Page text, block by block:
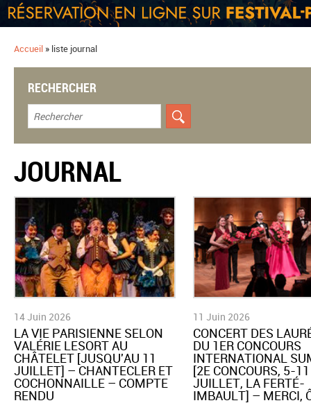
Accueil » liste journal
RECHERCHER
JOURNAL
14 Juin 2026
​LA VIE PARISIENNE SELON
VALÉRIE LESORT AU
CHÂTELET [JUSQU'AU 11
JUILLET] – CHANTECLER ET
COCHONNAILLE – COMPTE
RENDU
11 Juin 2026
CONCERT DES
DU 1ER CONCOURS
INTERNATIONAL
[2E CONCOURS, 5-11
JUILLET, LA FERTÉ-
IMBAULT] – MERCI,